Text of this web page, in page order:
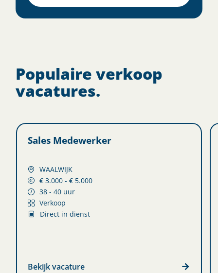
Populaire verkoop
vacatures.
Sales Medewerker
WAALWIJK
€ 3.000 - € 5.000
38 - 40 uur
Verkoop
Direct in dienst
Bekijk vacature